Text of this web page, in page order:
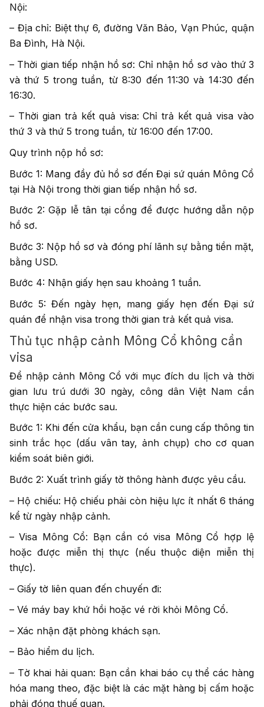
Nội:
– Địa chỉ: Biệt thự 6, đường Văn Bảo, Vạn Phúc, quận
Ba Đình, Hà Nội.
– Thời gian tiếp nhận hồ sơ: Chỉ nhận hồ sơ vào thứ 3
và thứ 5 trong tuần, từ 8:30 đến 11:30 và 14:30 đến
16:30.
– Thời gian trả kết quả visa: Chỉ trả kết quả visa vào
thứ 3 và thứ 5 trong tuần, từ 16:00 đến 17:00.
Quy trình nộp hồ sơ:
Bước 1: Mang đầy đủ hồ sơ đến Đại sứ quán Mông Cổ
tại Hà Nội trong thời gian tiếp nhận hồ sơ.
Bước 2: Gặp lễ tân tại cổng để được hướng dẫn nộp
hồ sơ.
Bước 3: Nộp hồ sơ và đóng phí lãnh sự bằng tiền mặt,
bằng USD.
Bước 4: Nhận giấy hẹn sau khoảng 1 tuần.
Bước 5: Đến ngày hẹn, mang giấy hẹn đến Đại sứ
quán để nhận visa trong thời gian trả kết quả visa.
Thủ tục nhập cảnh Mông Cổ không cần
visa
Để nhập cảnh Mông Cổ với mục đích du lịch và thời
gian lưu trú dưới 30 ngày, công dân Việt Nam cần
thực hiện các bước sau.
Bước 1: Khi đến cửa khẩu, bạn cần cung cấp thông tin
sinh trắc học (dấu vân tay, ảnh chụp) cho cơ quan
kiểm soát biên giới.
Bước 2: Xuất trình giấy tờ thông hành được yêu cầu.
– Hộ chiếu: Hộ chiếu phải còn hiệu lực ít nhất 6 tháng
kể từ ngày nhập cảnh.
– Visa Mông Cổ: Bạn cần có visa Mông Cổ hợp lệ
hoặc được miễn thị thực (nếu thuộc diện miễn thị
thực).
– Giấy tờ liên quan đến chuyến đi:
– Vé máy bay khứ hồi hoặc vé rời khỏi Mông Cổ.
– Xác nhận đặt phòng khách sạn.
– Bảo hiểm du lịch.
– Tờ khai hải quan: Bạn cần khai báo cụ thể các hàng
hóa mang theo, đặc biệt là các mặt hàng bị cấm hoặc
phải đóng thuế quan.